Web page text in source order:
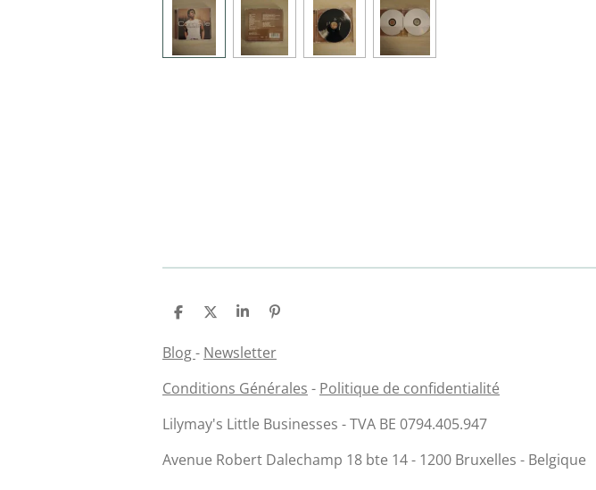
P
t
g
P
r
t
g
r
P
r
t
g
r
É
n
l
Blog- Newsletter
Conditions Générales - Politique de confidentialité
Lilymay's Little Businesses - TVA BE 0794.405.947
Avenue Robert Dalechamp 18 bte 14 - 1200 Bruxelles - Belgique